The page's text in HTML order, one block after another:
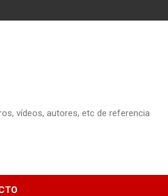
vídeos, autores, etc de referencia